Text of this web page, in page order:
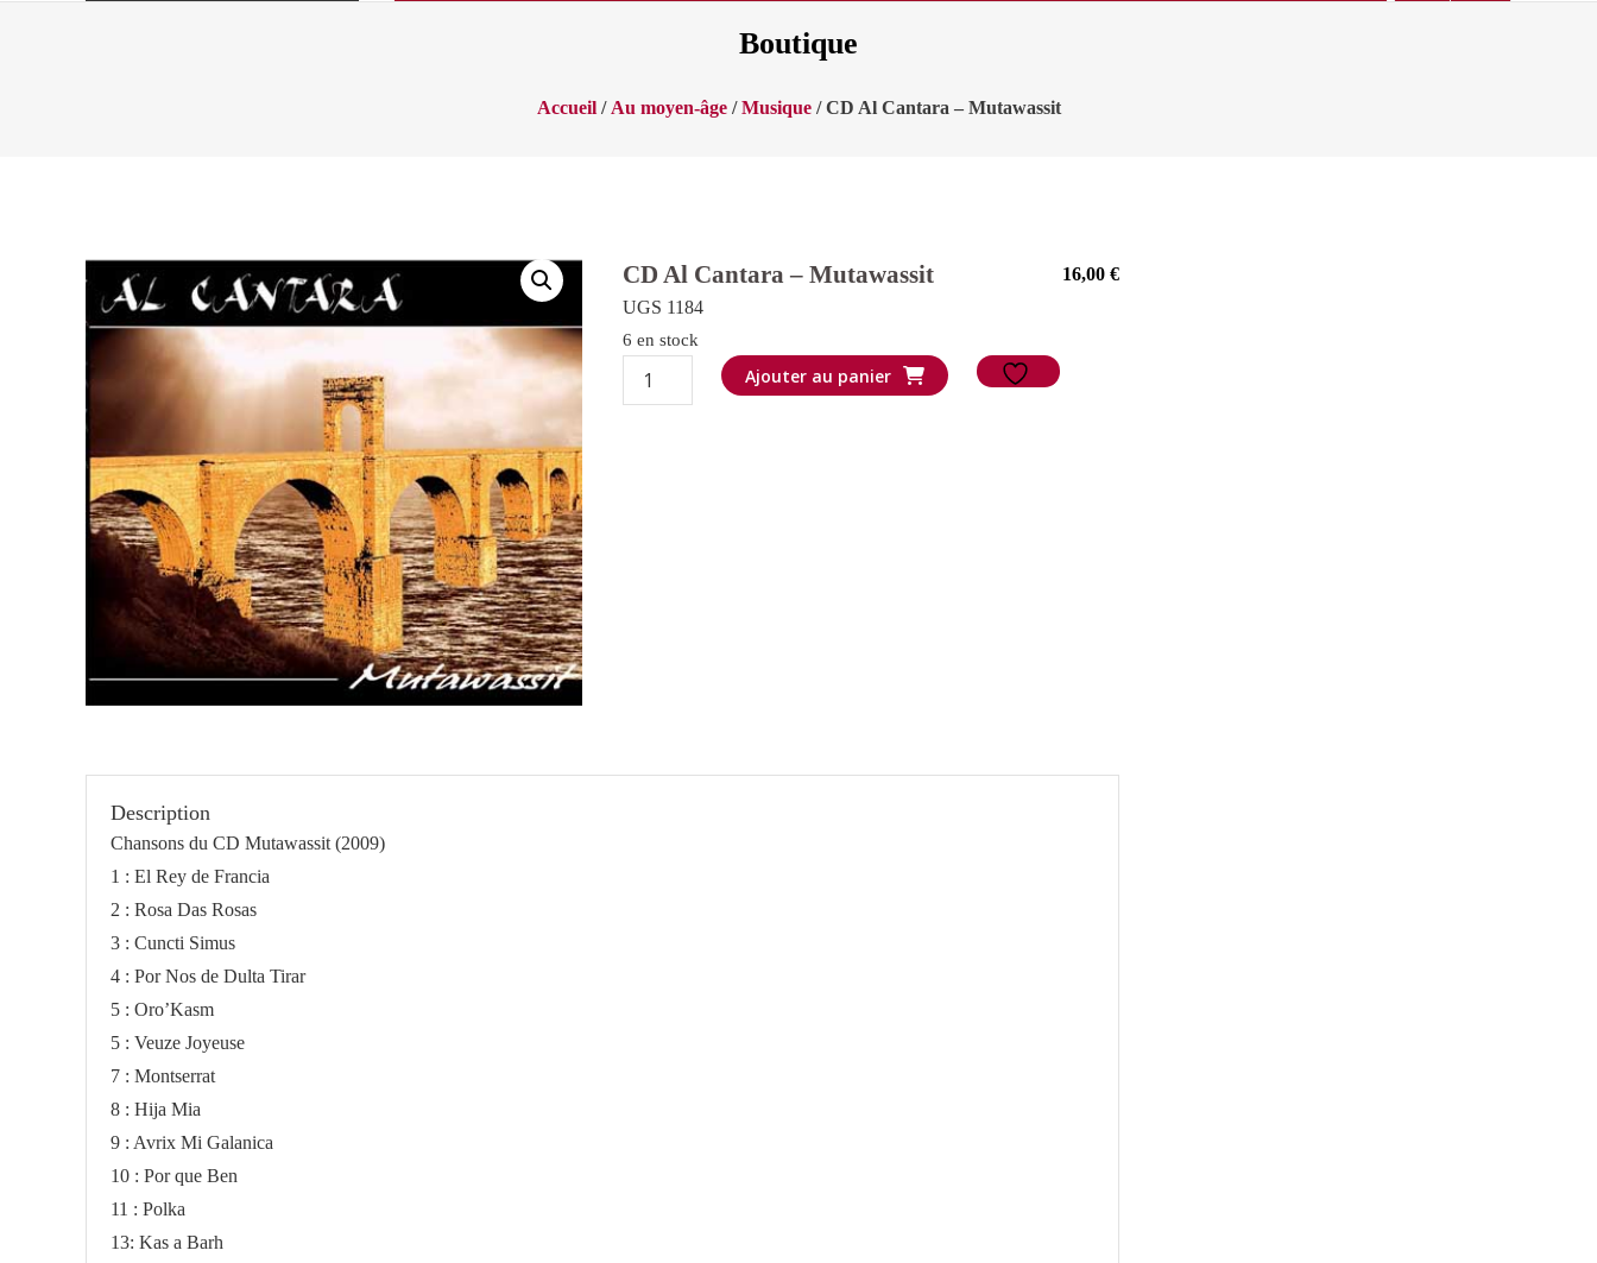
Boutique
Accueil/ Au moyen-âge/Musique/ CD Al Cantara – Mutawassit
CD Al Cantara – Mutawassit 16,00 €
UGS 1184
6 en stock
quantité
de
Ajouter au panier
Description
Chansons du CD Mutawassit (2009)
1 : El Rey de Francia
2 : Rosa Das Rosas
3 : Cuncti Simus
4 : Por Nos de Dulta Tirar
5 : Oro’Kasm
5 : Veuze Joyeuse
7 : Montserrat
8 : Hija Mia
9 : Avrix Mi Galanica
10 : Por que Ben
11 : Polka
13: Kas a Barh